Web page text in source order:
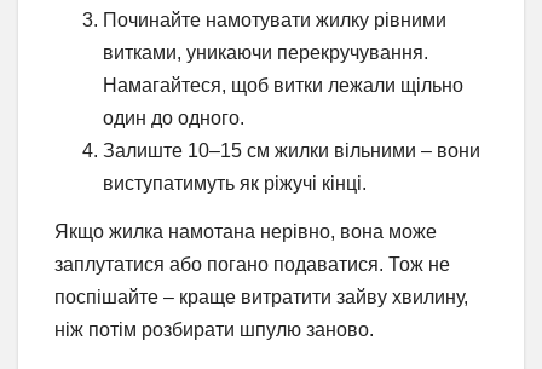
Починайте намотувати жилку рівними
витками, уникаючи перекручування.
Намагайтеся, щоб витки лежали щільно
один до одного.
Залиште 10–15 см жилки вільними – вони
виступатимуть як ріжучі кінці.
Якщо жилка намотана нерівно, вона може
заплутатися або погано подаватися. Тож не
поспішайте – краще витратити зайву хвилину,
ніж потім розбирати шпулю заново.